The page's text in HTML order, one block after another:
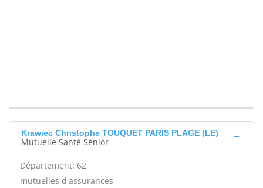
Krawiec Christophe TOUQUET PARIS PLAGE (LE)
Mutuelle Santé Sénior
Département: 62
mutuelles d'assurances